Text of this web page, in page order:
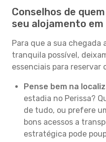
Conselhos de
seu alojamento
Para que a sua chegada
tranquila possível,
essenciais para reservar
Pense bem na
estadia no Perissa?
de tudo, ou prefere
bons acessos a
estratégica pode